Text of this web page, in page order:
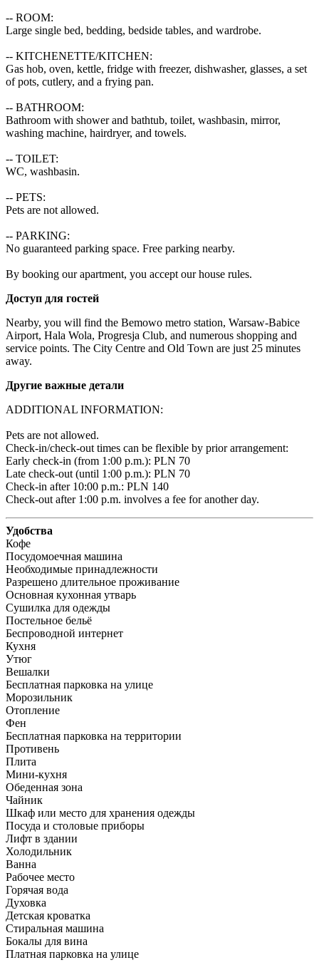
-- ROOM:
Large single bed, bedding, bedside tables, and wardrobe.
-- KITCHENETTE/KITCHEN:
Gas hob, oven, kettle, fridge with freezer, dishwasher, glasses, a set
of pots, cutlery, and a frying pan.
-- BATHROOM:
Bathroom with shower and bathtub, toilet, washbasin, mirror,
washing machine, hairdryer, and towels.
-- TOILET:
WC, washbasin.
-- PETS:
Pets are not allowed.
-- PARKING:
No guaranteed parking space. Free parking nearby.
By booking our apartment, you accept our house rules.
Доступ для гостей
Nearby, you will find the Bemowo metro station, Warsaw-Babice
Airport, Hala Wola, Progresja Club, and numerous shopping and
service points. The City Centre and Old Town are just 25 minutes
away.
Другие важные детали
ADDITIONAL INFORMATION:
Pets are not allowed.
Check-in/check-out times can be flexible by prior arrangement:
Early check-in (from 1:00 p.m.): PLN 70
Late check-out (until 1:00 p.m.): PLN 70
Check-in after 10:00 p.m.: PLN 140
Check-out after 1:00 p.m. involves a fee for another day.
Удобства
Кофе
Посудомоечная машина
Необходимые принадлежности
Разрешено длительное проживание
Основная кухонная утварь
Сушилка для одежды
Постельное бельё
Беспроводной интернет
Кухня
Утюг
Вешалки
Бесплатная парковка на улице
Морозильник
Отопление
Фен
Бесплатная парковка на территории
Противень
Плита
Мини-кухня
Обеденная зона
Чайник
Шкаф или место для хранения одежды
Посуда и столовые приборы
Лифт в здании
Холодильник
Ванна
Рабочее место
Горячая вода
Духовка
Детская кроватка
Стиральная машина
Бокалы для вина
Платная парковка на улице